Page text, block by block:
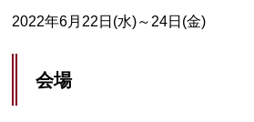
2022年6月22日(水)～24日(金)
会場